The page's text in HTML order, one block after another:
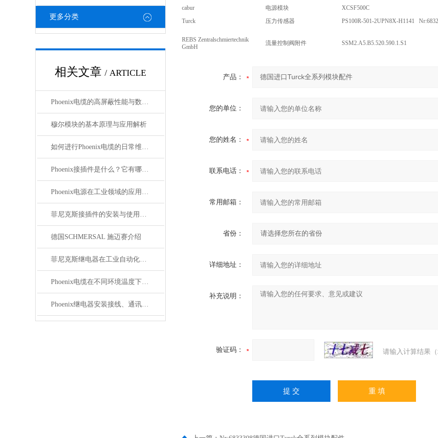
更多分类
相关文章 / ARTICLE
Phoenix电缆的高屏蔽性能与数据传输优势
穆尔模块的基本原理与应用解析
如何进行Phoenix电缆的日常维护和保养？
Phoenix接插件是什么？它有哪些分类？
Phoenix电源在工业领域的应用与优势
菲尼克斯接插件的安装与使用技巧
德国SCHMERSAL 施迈赛介绍
菲尼克斯继电器在工业自动化中的作用
Phoenix电缆在不同环境温度下的性能表现如何？
Phoenix继电器安装接线、通讯集成与故障诊断指南
cabur 电源模块
XCSF500C
Turck
压力传感器 PS100R-501-2UPN8X-H1141
REBS Zentralschmiertechnik
GmbH
流量控制阀附件 SSM2.A5.B5.520.590.1.S1
产品：
您的单位：
您的姓名：
联系电话：
常用邮箱：
省份：
详细地址：
补充说明：
验证码： 请输入计算结果